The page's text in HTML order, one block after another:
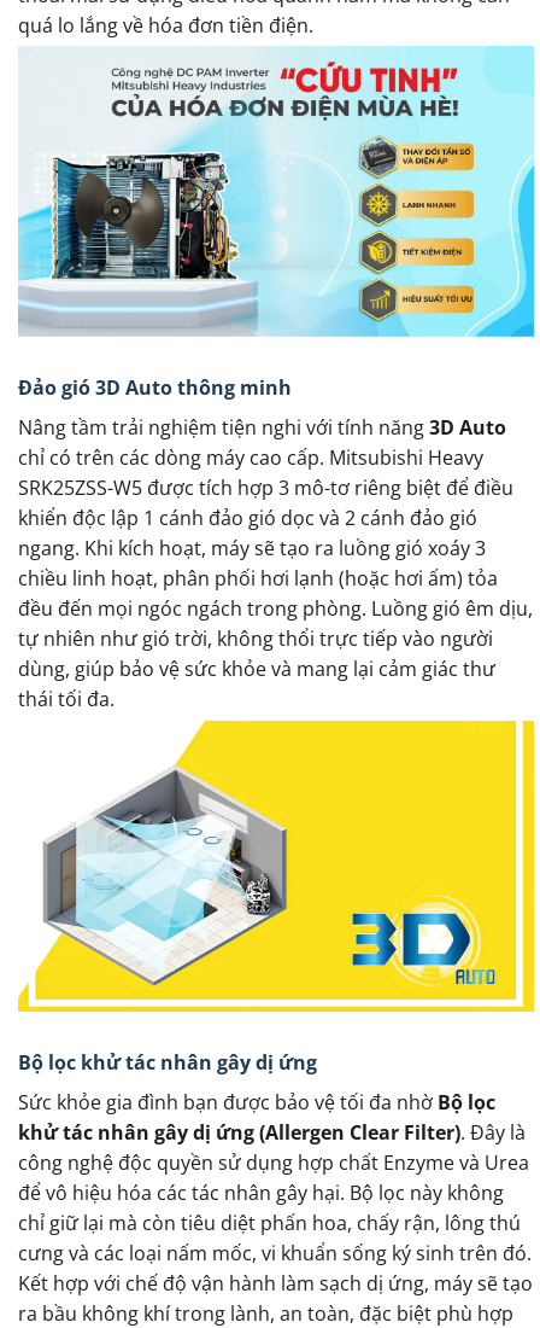
quá lo lắng về hóa đơn tiền điện.
Đảo gió 3D Auto thông minh
Nâng tầm trải nghiệm tiện nghi với tính năng3D Auto
chỉ có trên các dòng máy cao cấp. Mitsubishi Heavy
SRK25ZSS-W5 được tích hợp 3 mô-tơ riêng biệt để điều
khiển độc lập 1 cánh đảo gió dọc và 2 cánh đảo gió
ngang. Khi kích hoạt, máy sẽ tạo ra luồng gió xoáy 3
chiều linh hoạt, phân phối hơi lạnh (hoặc hơi ấm) tỏa
đều đến mọi ngóc ngách trong phòng. Luồng gió êm dịu,
tự nhiên như gió trời, không thổi trực tiếp vào người
dùng, giúp bảo vệ sức khỏe và mang lại cảm giác thư
thái tối đa.
Bộ lọc khử tác nhân gây dị ứng
Sức khỏe gia đình bạn được bảo vệ tối đa nhờ Bộ lọc
khử tác nhân gây dị ứng (Allergen Clear Filter). Đây là
công nghệ độc quyền sử dụng hợp chất Enzyme và Urea
để vô hiệu hóa các tác nhân gây hại. Bộ lọc này không
chỉ giữ lại mà còn tiêu diệt phấn hoa, chấy rận, lông thú
cưng và các loại nấm mốc, vi khuẩn sống ký sinh trên đó.
Kết hợp với chế độ vận hành làm sạch dị ứng, máy sẽ tạo
ra bầu không khí trong lành, an toàn, đặc biệt phù hợp